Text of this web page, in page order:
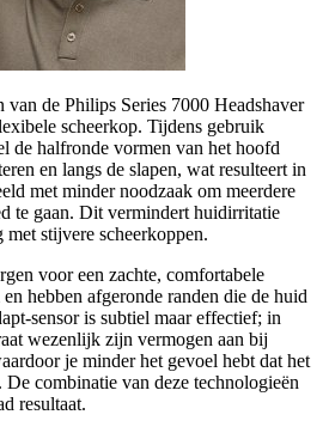
van de Philips Series 7000 Headshaver
scheerkop. Tijdens gebruik
de halfronde vormen van het hoofd
en langs de slapen, wat resulteert in
met minder noodzaak om meerdere
te gaan. Dit vermindert huidirritatie
stijvere scheerkoppen.
voor een zachte, comfortabele
hebben afgeronde randen die de huid
sensor is subtiel maar effectief; in
wezenlijk zijn vermogen aan bij
je minder het gevoel hebt dat het
De combinatie van deze technologieën
resultaat.